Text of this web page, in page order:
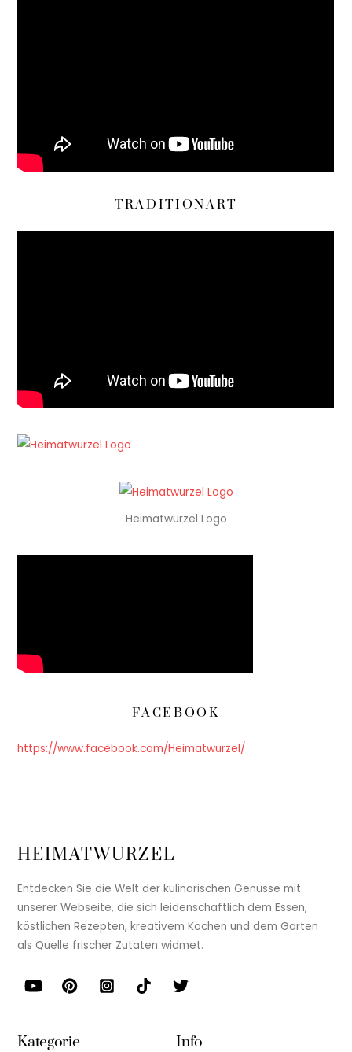
TRADITIONART
Heimatwurzel Logo
FACEBOOK
https://www.facebook.com/Heimatwurzel/
HEIMATWURZEL
Entdecken Sie die Welt der kulinarischen Genüsse mit
unserer Webseite, die sich leidenschaftlich dem Essen,
köstlichen Rezepten, kreativem Kochen und dem Garten
als Quelle frischer Zutaten widmet.
Kategorie Info